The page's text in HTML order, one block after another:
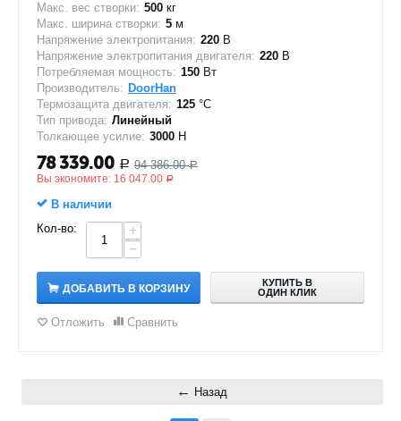
Макс. вес створки: 500 кг
Макс. ширина створки: 5 м
Напряжение электропитания: 220 В
Напряжение электропитания двигателя: 220 В
Потребляемая мощность: 150 Вт
Производитель: DoorHan
Термозащита двигателя: 125 °C
Тип привода: Линейный
Толкающее усилие: 3000 Н
78 339.00 Р 94 386.00 Р
Вы экономите: 16 047.00 Р
В наличии
Кол-во:
+
−
ДОБАВИТЬ В КОРЗИНУ
КУПИТЬ В
ОДИН КЛИК
Отложить Сравнить
Назад